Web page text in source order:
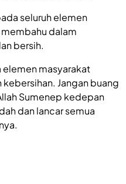
seluruh elemen
dalam
bersih.
elemen masyarakat
Jangan buang
Sumenep kedepan
dan lancar semua